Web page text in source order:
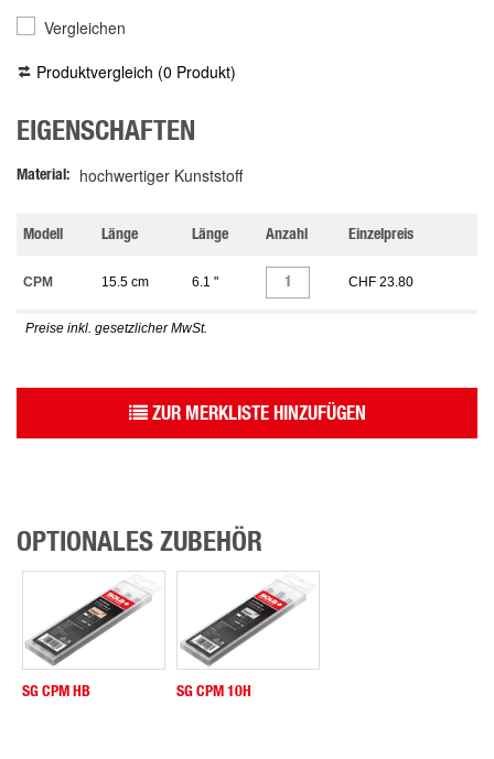
Vergleichen
Produktvergleich (0 Produkt)
EIGENSCHAFTEN
Material hochwertiger Kunststoff
Modell Länge Länge Anzahl Einzelpreis
CPM 15.5 cm 6.1 " CHF 23.80
Preise inkl. gesetzlicher MwSt.
ZUR MERKLISTE HINZUFÜGEN
OPTIONALES ZUBEHÖR
SG CPM HB SG CPM 10H